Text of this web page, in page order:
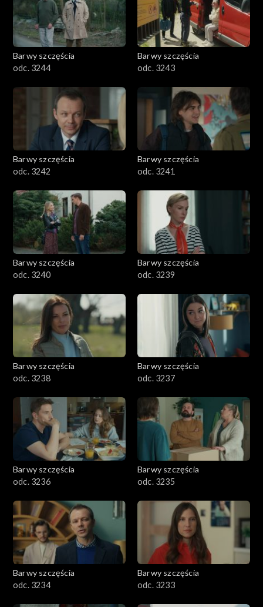
Barwy szczęścia
odc. 3244
Barwy szczęścia
odc. 3243
Barwy szczęścia
odc. 3242
Barwy szczęścia
odc. 3241
Barwy szczęścia
odc. 3240
Barwy szczęścia
odc. 3239
Barwy szczęścia
odc. 3238
Barwy szczęścia
odc. 3237
Barwy szczęścia
odc. 3236
Barwy szczęścia
odc. 3235
Barwy szczęścia
odc. 3234
Barwy szczęścia
odc. 3233